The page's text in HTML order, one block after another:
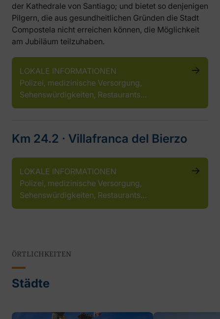
der Kathedrale von Santiago; und bietet so denjenigen
Pilgern, die aus gesundheitlichen Gründen die Stadt
Compostela nicht erreichen können, die Möglichkeit
am Jubiläum teilzuhaben.
LOKALE INFORMATIONEN
Polizei, medizinische Versorgung,
Sehenswürdigkeiten, Restaurants…
Km 24.2 ‧ Villafranca del Bierzo
LOKALE INFORMATIONEN
Polizei, medizinische Versorgung,
Sehenswürdigkeiten, Restaurants…
ÖRTLICHKEITEN
Städte